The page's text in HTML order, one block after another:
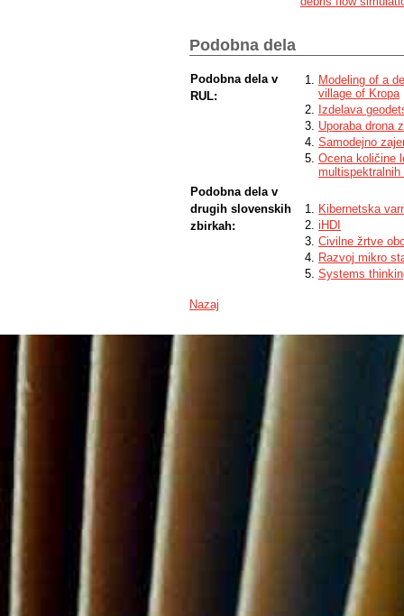
Podobna dela
Podobna dela v
RUL:
Modeling of a
village of Kropa
Izdelava
Uporaba drona
Samodejno
Ocena količine
multispektralnih
Podobna dela v
drugih slovenskih
zbirkah:
Kibernetska
iHDI
Civilne žrtve
Razvoj mikro
Systems
Nazaj